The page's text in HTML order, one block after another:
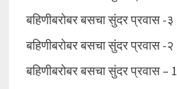
बहिणीबरोबर बसचा सुंदर प्रवास -३
बहिणीबरोबर बसचा सुंदर प्रवास -२
बहिणीबरोबर बसचा सुंदर प्रवास – 1